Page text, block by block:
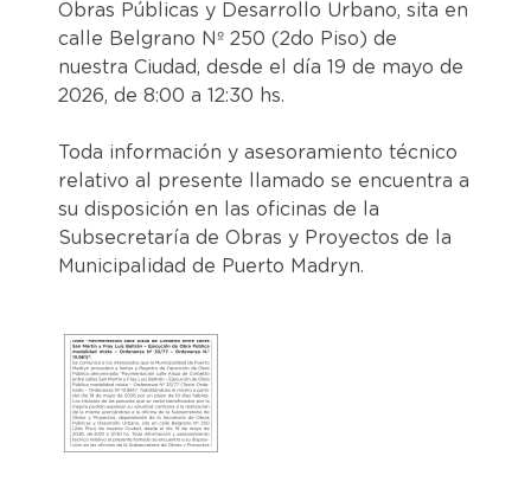
Obras Públicas y Desarrollo Urbano, sita en
calle Belgrano Nº 250 (2do Piso) de
nuestra Ciudad, desde el día 19 de mayo de
2026, de 8:00 a 12:30 hs.
Toda información y asesoramiento técnico
relativo al presente llamado se encuentra a
su disposición en las oficinas de la
Subsecretaría de Obras y Proyectos de la
Municipalidad de Puerto Madryn.